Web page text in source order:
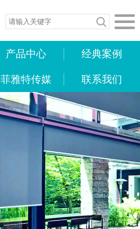
产品中心 经典案例
菲雅特传媒 联系我们